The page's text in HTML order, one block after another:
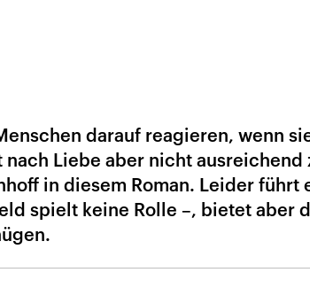
darauf reagieren, wenn
nach Liebe aber nicht
in diesem Roman. Leider
spielt keine Rolle –, bietet aber